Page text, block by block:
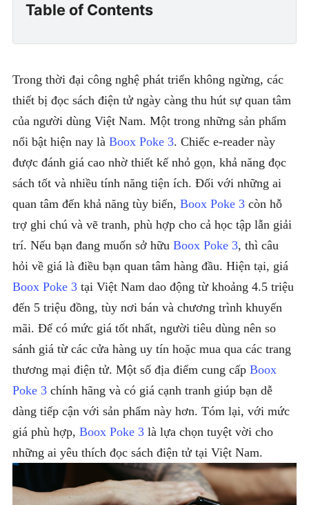
Table of Contents
Trong thời đại công nghệ phát triển không ngừng, các
thiết bị đọc sách điện tử ngày càng thu hút sự quan tâm
của người dùng Việt Nam. Một trong những sản phẩm
nổi bật hiện nay là Boox Poke 3. Chiếc e-reader này
được đánh giá cao nhờ thiết kế nhỏ gọn, khả năng đọc
sách tốt và nhiều tính năng tiện ích. Đối với những ai
quan tâm đến khả năng tùy biến, Boox Poke 3 còn hỗ
trợ ghi chú và vẽ tranh, phù hợp cho cả học tập lẫn giải
trí. Nếu bạn đang muốn sở hữu Boox Poke 3, thì câu
hỏi về giá là điều bạn quan tâm hàng đầu. Hiện tại, giá
Boox Poke 3 tại Việt Nam dao động từ khoảng 4.5 triệu
đến 5 triệu đồng, tùy nơi bán và chương trình khuyến
mãi. Để có mức giá tốt nhất, người tiêu dùng nên so
sánh giá từ các cửa hàng uy tín hoặc mua qua các trang
thương mại điện tử. Một số địa điểm cung cấp Boox
Poke 3 chính hãng và có giá cạnh tranh giúp bạn dễ
dàng tiếp cận với sản phẩm này hơn. Tóm lại, với mức
giá phù hợp, Boox Poke 3 là lựa chọn tuyệt vời cho
những ai yêu thích đọc sách điện tử tại Việt Nam.